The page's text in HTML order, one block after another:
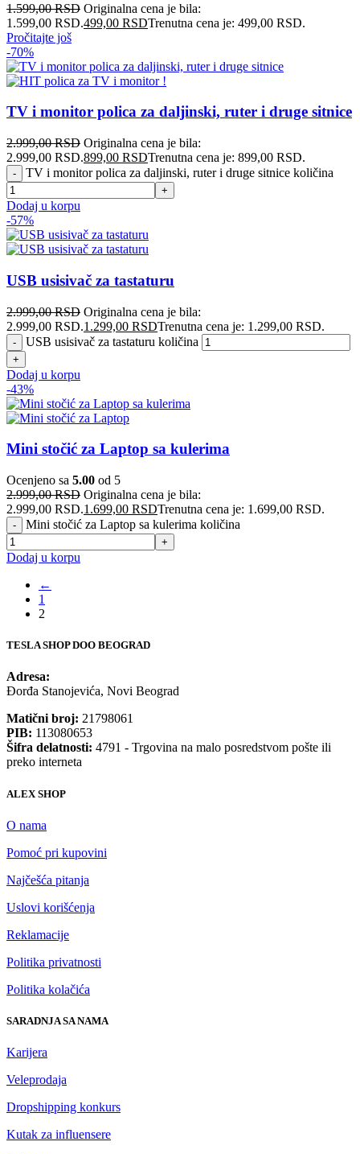
1.599,00RSD Originalna cena je bila:
1.599,00 RSD.499,00 RSDTrenutna cena je: 499,00 RSD.
Pročitajte još
-70%
TV i monitor polica za daljinski, ruter i druge sitnice
2.999,00RSD Originalna cena je bila:
2.999,00 RSD.899,00 RSDTrenutna cena je: 899,00 RSD.
TV i monitor polica za daljinski, ruter i druge sitnice količina
Dodaj u korpu
-57%
USB usisivač za tastaturu
2.999,00RSD Originalna cena je bila:
2.999,00 RSD.1.299,00 RSDTrenutna cena je: 1.299,00 RSD.
USB usisivač za tastaturu količina
Dodaj u korpu
-43%
Mini stočić za Laptop sa kulerima
Ocenjeno sa 5.00 od 5
2.999,00RSD Originalna cena je bila:
2.999,00 RSD.1.699,00 RSDTrenutna cena je: 1.699,00 RSD.
Mini stočić za Laptop sa kulerima količina
Dodaj u korpu
←
1
2
TESLA SHOP DOO BEOGRAD
Adresa:
Đorđa Stanojevića, Novi Beograd
Matični broj: 21798061
PIB: 113080653
Šifra delatnosti: 4791 - Trgovina na malo posredstvom pošte ili
preko interneta
ALEX SHOP
O nama
Pomoć pri kupovini
Najčešća pitanja
Uslovi korišćenja
Reklamacije
Politika privatnosti
Politika kolačića
SARADNJA SA NAMA
Karijera
Veleprodaja
Dropshipping konkurs
Kutak za influensere